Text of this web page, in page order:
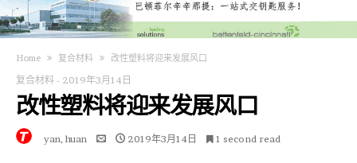
Home 复合材料 改性塑料将迎来发展风口
复合材料 - 2019年3月14日
改性塑料将迎来发展风口
yan, huan 2019年3月14日 1 second read